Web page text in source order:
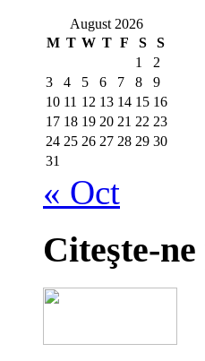
August 2026
M T W T F S
S
1
2
3
4 5 6 7 8
9
10 11 12 13 14 15 16
17 18 19 20 21 22 23
24 25 26 27 28 29 30
31
« Oct
Citeşte-